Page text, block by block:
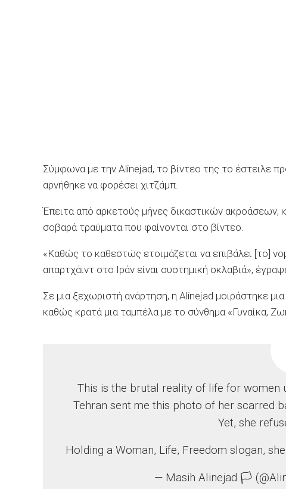
Σύμφωνα με την Alinejad, το βίντεο της το έστειλε
αρνήθηκε να φορέσει χιτζάμπ.
Έπειτα από αρκετούς μήνες δικαστικών
σοβαρά τραύματα που φαίνονται στο βίντεο.
«Καθώς το καθεστώς ετοιμάζεται να επιβάλει [το]
απαρτχάιντ στο Ιράν είναι συστημική σκλαβιά»,
Σε μια ξεχωριστή ανάρτηση, η Alinejad μοιράστηκε
καθώς κρατά μια ταμπέλα με το σύνθημα «Γυναίκα,
This is the brutal reality of life for women
Tehran sent me this photo of her scarred
Yet, she
Holding a Woman, Life, Freedom slogan,
— Masih Alinejad 🏳️